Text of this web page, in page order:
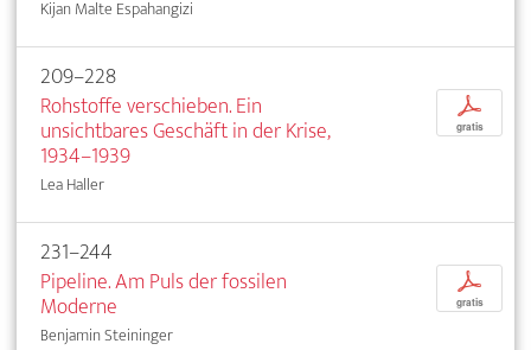
Kijan Malte Espahangizi
209–228
Rohstoffe verschieben. Ein
unsichtbares Geschäft in der Krise,
1934–1939
Lea Haller
p
gratis
231–244
Pipeline. Am Puls der fossilen
Moderne
Benjamin Steininger
p
gratis